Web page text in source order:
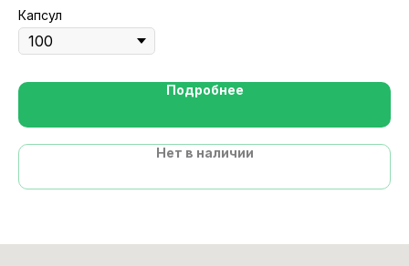
Капсул
Подробнее
Нет в наличии